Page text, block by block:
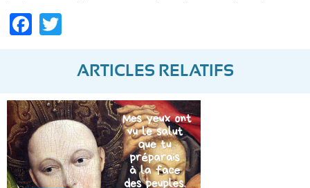
Facebook
ARTICLES RELATIFS